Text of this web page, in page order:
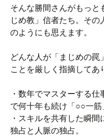
そんな勝間さんがもっと
じめ教」信者たち。そ
のようにも思えます。
どんな人が「まじめの罠
ことを厳しく指摘してあ
・数年でマスターする
で何十年も続け「○○一
・スキルを共有した瞬
独占と人脈の独占。